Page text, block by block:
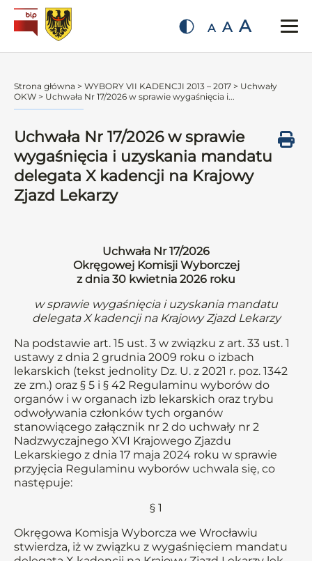
A A A
Strona główna > WYBORY VII KADENCJI 2013 – 2017 > Uchwały
OKW > Uchwała Nr 17/2026 w sprawie wygaśnięcia i...
Uchwała Nr 17/2026 w sprawie
wygaśnięcia i uzyskania mandatu
delegata X kadencji na Krajowy
Zjazd Lekarzy
Uchwała Nr 17/2026
Okręgowej Komisji Wyborczej
z dnia 30 kwietnia 2026 roku
w sprawie wygaśnięcia i uzyskania mandatu
delegata X kadencji na Krajowy Zjazd Lekarzy
Na podstawie art. 15 ust. 3 w związku z art. 33 ust. 1
ustawy z dnia 2 grudnia 2009 roku o izbach
lekarskich (tekst jednolity Dz. U. z 2021 r. poz. 1342
ze zm.) oraz § 5 i § 42 Regulaminu wyborów do
organów i w organach izb lekarskich oraz trybu
odwoływania członków tych organów
stanowiącego załącznik nr 2 do uchwały nr 2
Nadzwyczajnego XVI Krajowego Zjazdu
Lekarskiego z dnia 17 maja 2024 roku w sprawie
przyjęcia Regulaminu wyborów uchwala się, co
następuje:
§ 1
Okręgowa Komisja Wyborcza we Wrocławiu
stwierdza, iż w związku z wygaśnięciem mandatu